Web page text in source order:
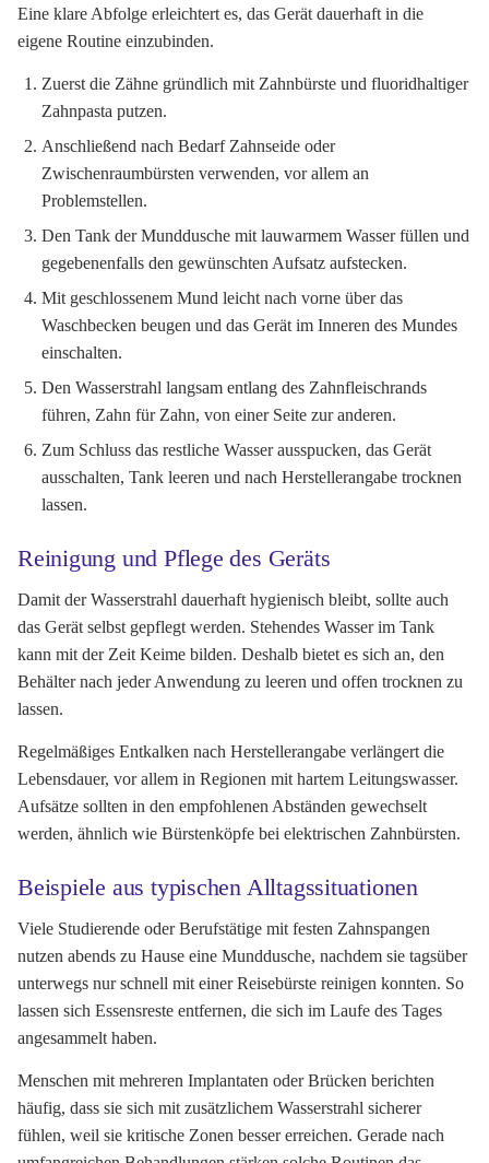
Eine klare Abfolge erleichtert es, das Gerät dauerhaft in die
eigene Routine einzubinden.
Zuerst die Zähne gründlich mit Zahnbürste und fluoridhaltiger
Zahnpasta putzen.
Anschließend nach Bedarf Zahnseide oder
Zwischenraumbürsten verwenden, vor allem an
Problemstellen.
Den Tank der Munddusche mit lauwarmem Wasser füllen und
gegebenenfalls den gewünschten Aufsatz aufstecken.
Mit geschlossenem Mund leicht nach vorne über das
Waschbecken beugen und das Gerät im Inneren des Mundes
einschalten.
Den Wasserstrahl langsam entlang des Zahnfleischrands
führen, Zahn für Zahn, von einer Seite zur anderen.
Zum Schluss das restliche Wasser ausspucken, das Gerät
ausschalten, Tank leeren und nach Herstellerangabe trocknen
lassen.
Reinigung und Pflege des Geräts
Damit der Wasserstrahl dauerhaft hygienisch bleibt, sollte auch
das Gerät selbst gepflegt werden. Stehendes Wasser im Tank
kann mit der Zeit Keime bilden. Deshalb bietet es sich an, den
Behälter nach jeder Anwendung zu leeren und offen trocknen zu
lassen.
Regelmäßiges Entkalken nach Herstellerangabe verlängert die
Lebensdauer, vor allem in Regionen mit hartem Leitungswasser.
Aufsätze sollten in den empfohlenen Abständen gewechselt
werden, ähnlich wie Bürstenköpfe bei elektrischen Zahnbürsten.
Beispiele aus typischen Alltagssituationen
Viele Studierende oder Berufstätige mit festen Zahnspangen
nutzen abends zu Hause eine Munddusche, nachdem sie tagsüber
unterwegs nur schnell mit einer Reisebürste reinigen konnten. So
lassen sich Essensreste entfernen, die sich im Laufe des Tages
angesammelt haben.
Menschen mit mehreren Implantaten oder Brücken berichten
häufig, dass sie sich mit zusätzlichem Wasserstrahl sicherer
fühlen, weil sie kritische Zonen besser erreichen. Gerade nach